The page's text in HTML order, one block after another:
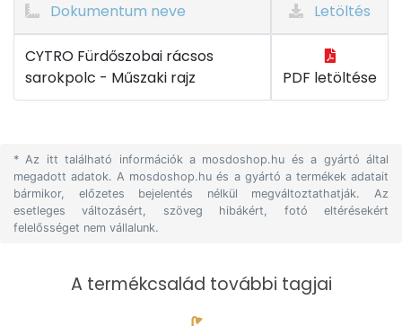
Dokumentum neve Letöltés
CYTRO Fürdőszobai rácsos
sarokpolc - Műszaki rajz
PDF letöltése
* Az itt található információk a mosdoshop.hu és a gyártó által
megadott adatok. A mosdoshop.hu és a gyártó a termékek adatait
bármikor, előzetes bejelentés nélkül megváltoztathatják. Az
esetleges változásért, szöveg hibákért, fotó eltérésekért
felelősséget nem vállalunk.
A termékcsalád további tagjai